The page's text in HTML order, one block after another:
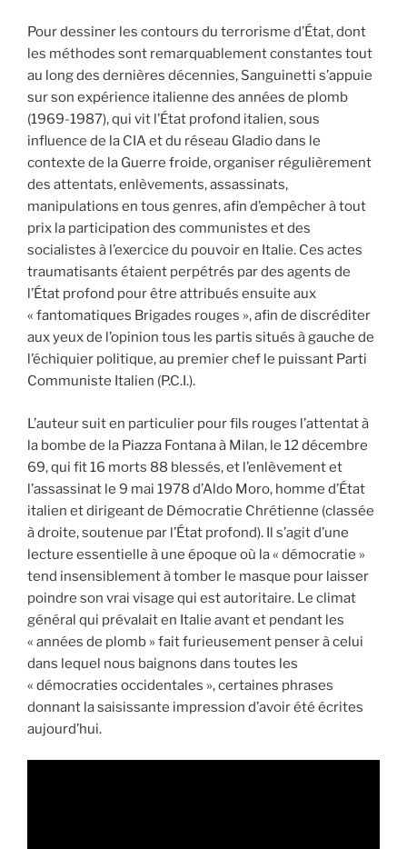
Pour dessiner les contours du terrorisme d’État, dont
les méthodes sont remarquablement constantes tout
au long des dernières décennies, Sanguinetti s’appuie
sur son expérience italienne des années de plomb
(1969-1987), qui vit l’État profond italien, sous
influence de la CIA et du réseau Gladio dans le
contexte de la Guerre froide, organiser régulièrement
des attentats, enlèvements, assassinats,
manipulations en tous genres, afin d’empêcher à tout
prix la participation des communistes et des
socialistes à l’exercice du pouvoir en Italie. Ces actes
traumatisants étaient perpétrés par des agents de
l’État profond pour être attribués ensuite aux
« fantomatiques Brigades rouges », afin de discréditer
aux yeux de l’opinion tous les partis situés à gauche de
l’échiquier politique, au premier chef le puissant Parti
Communiste Italien (P.C.I.).
L’auteur suit en particulier pour fils rouges l’attentat à
la bombe de la Piazza Fontana à Milan, le 12 décembre
69, qui fit 16 morts 88 blessés, et l’enlèvement et
l’assassinat le 9 mai 1978 d’Aldo Moro, homme d’État
italien et dirigeant de Démocratie Chrétienne (classée
à droite, soutenue par l’État profond). Il s’agit d’une
lecture essentielle à une époque où la « démocratie »
tend insensiblement à tomber le masque pour laisser
poindre son vrai visage qui est autoritaire. Le climat
général qui prévalait en Italie avant et pendant les
« années de plomb » fait furieusement penser à celui
dans lequel nous baignons dans toutes les
« démocraties occidentales », certaines phrases
donnant la saisissante impression d’avoir été écrites
aujourd’hui.